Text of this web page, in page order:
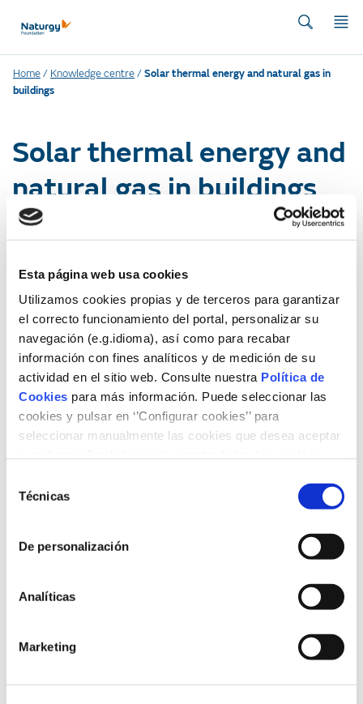
Esta página web usa cookies
Utilizamos cookies propias y de terceros para garantizar
el correcto funcionamiento del portal, personalizar su
navegación (e.g.idioma), así como para recabar
información con fines analíticos y de medición de su
actividad en el sitio web. Consulte nuestra Política de
Cookies para más información. Puede seleccionar las
cookies y pulsar en ‘’Configurar cookies’’ para
seleccionar manualmente las cookies que desea aceptar
Técnicas
De personalización
Analíticas
Marketing
Home/ Knowledge centre/Solar thermal energy and natural gas in
buildings
Solar thermal energy and
natural gas in buildings
Videos
Topic